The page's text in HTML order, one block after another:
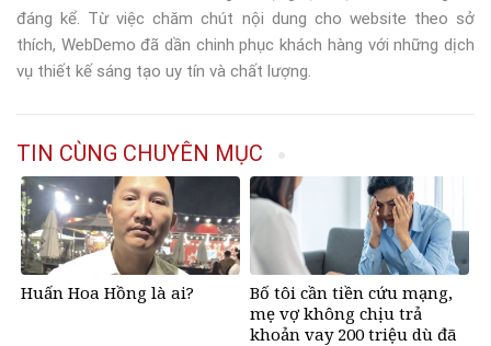
đáng kể. Từ việc chăm chút nội dung cho website theo sở
thích, WebDemo đã dần chinh phục khách hàng với những dịch
vụ thiết kế sáng tạo uy tín và chất lượng.
TIN CÙNG CHUYÊN MỤC
Huấn Hoa Hồng là ai?
Bố tôi cần tiền cứu mạng,
mẹ vợ không chịu trả
khoản vay 200 triệu dù đã